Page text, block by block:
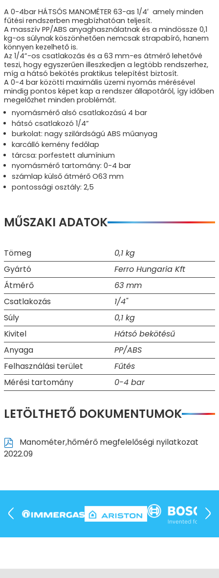
A 0-4bar HÁTSÓS MANOMÉTER 63-as 1/4′ amely minden
fűtési rendszerben megbízhatóan teljesít.
A masszív PP/ABS anyaghasználatnak és a mindössze 0,1
kg-os súlynak köszönhetően nemcsak strapabíró, hanem
könnyen kezelhető is.
Az 1/4”-os csatlakozás és a 63 mm-es átmérő lehetővé
teszi, hogy egyszerűen illeszkedjen a legtöbb rendszerhez,
míg a hátsó bekötés praktikus telepítést biztosít.
A 0-4 bar közötti maximális üzemi nyomás mérésével
mindig pontos képet kap a rendszer állapotáról, így időben
megelőzhet minden problémát.
nyomásmérő alsó csatlakozású 4 bar
hátsó csatlakozó 1/4”
burkolat: nagy szilárdságú ABS műanyag
karcálló kemény fedőlap
tárcsa: porfestett alumínium
nyomásmérő tartomány: 0-4 bar
számlap külső átmérő O63 mm
pontossági osztály: 2,5
MŰSZAKI ADATOK
Tömeg
0,1 kg
Gyártó
Ferro Hungaria Kft
Átmérő
63 mm
Csatlakozás
1/4"
Súly
0,1 kg
Kivitel
Hátsó bekötésű
Anyaga
PP/ABS
Felhasználási terület
Fűtés
Mérési tartomány
0-4 bar
LETÖLTHETŐ DOKUMENTUMOK
Manométer,hőmérő megfelelőségi nyilatkozat
2022.09